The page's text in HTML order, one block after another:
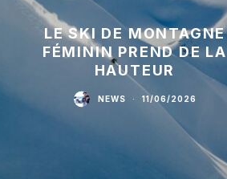
LE SKI DE MONTAGNE
FÉMININ PREND DE LA
HAUTEUR
NEWS · 11/06/2026